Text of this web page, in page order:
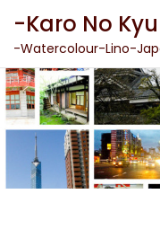
content
-Karo No
-Watercolour-Lino-